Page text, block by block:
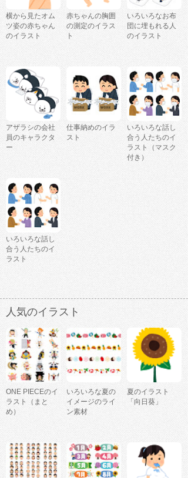
横から見たオム
ツ姿の赤ちゃん
のイラスト
赤ちゃんの胸囲
の測定のイラス
ト
いろいろなお布
団に埋もれる人
のイラスト
アザラシの会社
員のキャラクタ
ー
仕事納めのイラ
スト
いろいろな話し
合う人たちのイ
ラスト（マスク
付き）
いろいろな話し
合う人たちのイ
ラスト
人気のイラスト
ONE PIECEのイ
ラスト（まと
め）
いろいろな夏の
イメージのライ
ン素材
夏のイラスト
「向日葵」